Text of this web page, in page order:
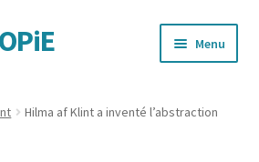
Menu
Hilma af Klint a inventé l’abstraction